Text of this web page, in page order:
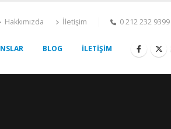
Hakkımızda İletişim 0 212 232 9399
BLOG İLETİŞİM